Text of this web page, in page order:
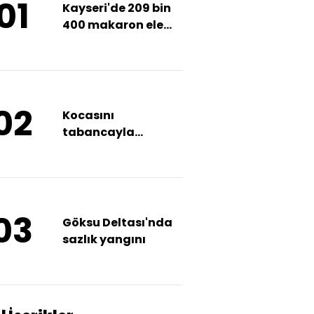
Kayseri'de 209 bin
400 makaron ele
Kocasını
tabancayla
Göksu Deltası'nda
sazlık yangını